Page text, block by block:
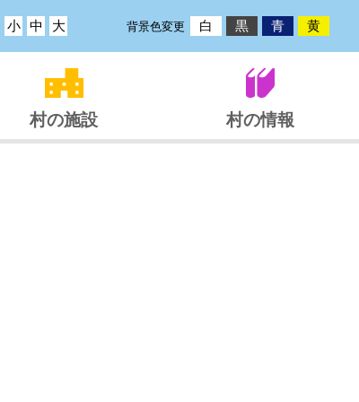
小 中 大 背景色変更 白 黒 青 黄
村の施設 村の情報